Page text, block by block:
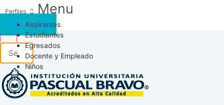
Menu
Aspirantes
Estudiantes
Egresados
Docente y Empleado
Niños
Acceso SICAU